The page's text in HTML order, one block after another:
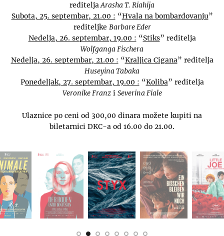
rediteljaArasha T. Riahija
Subota, 25. septembar, 21.00 : “Hvala na bombardovanju”
rediteljke Barbare Eder
Nedelja, 26. septembar, 19.00 : “Stiks” reditelja
Wolfganga Fischera
Nedelja, 26. septembar, 21.00 : “Kraljica Cigana” reditelja
Huseyina Tabaka
Ponedeljak, 27. septembar, 19.00 : “Koliba” reditelja
Veronike Franzi Severina Fiale
Ulaznice po ceni od 300,00 dinara možete kupiti na
biletarnici DKC-a od 16.00 do 21.00.